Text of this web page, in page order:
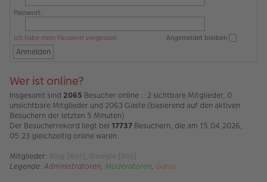
Passwort:
Ich habe mein Passwort vergessen Angemeldet bleiben
Wer ist online?
Insgesamt sind 2065 Besucher online :: 2 sichtbare Mitglieder, 0
unsichtbare Mitglieder und 2063 Gäste (basierend auf den aktiven
Besuchern der letzten 5 Minuten)
Der Besucherrekord liegt bei 17737 Besuchern, die am 15.04.2026,
05:23 gleichzeitig online waren.
Mitglieder:
,
Legende: Administratoren, Moderatoren, Gurus